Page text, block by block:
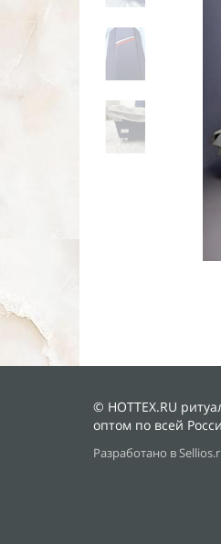
© HOTTEX.RU
оптом по всей
Разработано в